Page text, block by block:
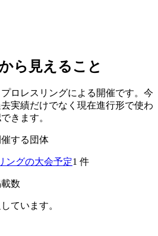
ら見えること
ロレスリングによる開催です。今
実績だけでなく現在進行形で使わ
きます。
する団体
ングの大会予定1 件
数
ています。